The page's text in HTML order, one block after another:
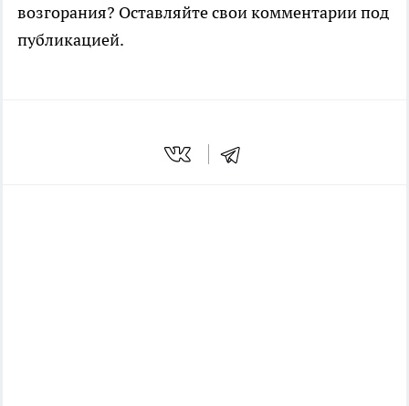
возгорания? Оставляйте свои комментарии под
публикацией.